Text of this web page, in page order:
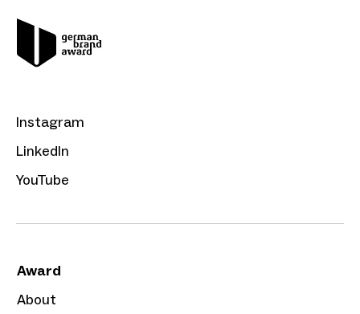
Instagram
LinkedIn
YouTube
Award
About